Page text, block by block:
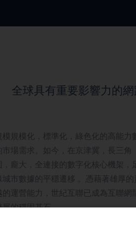
全球具有重要影響力的
模規模化，標準化，綠色化的高能
市場需求。如今，在京津冀，長三
，龐大，全連接的數字化核心機架
市數據的平穩遷移 。憑藉著雄厚
的運營能力，世紀互聯已成為互聯
的穩固基石。